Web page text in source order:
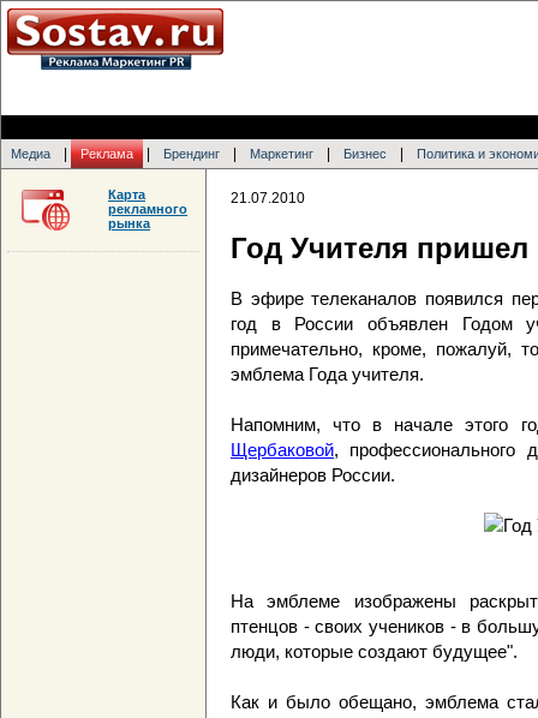
Медиа Реклама Брендинг Маркетинг Бизнес Политика и
21.07.2010
Год Учителя пришел
В эфире телеканалов появился
год в России объявлен Годом
примечательно, кроме, пожалуй,
эмблема Года учителя.
Напомним, что в начале этого
Щербаковой, профессионального
дизайнеров России.
На эмблеме изображены
птенцов - своих учеников - в
люди, которые создают будущее".
Как и было обещано, эмблема
Карта
рекламного
рынка